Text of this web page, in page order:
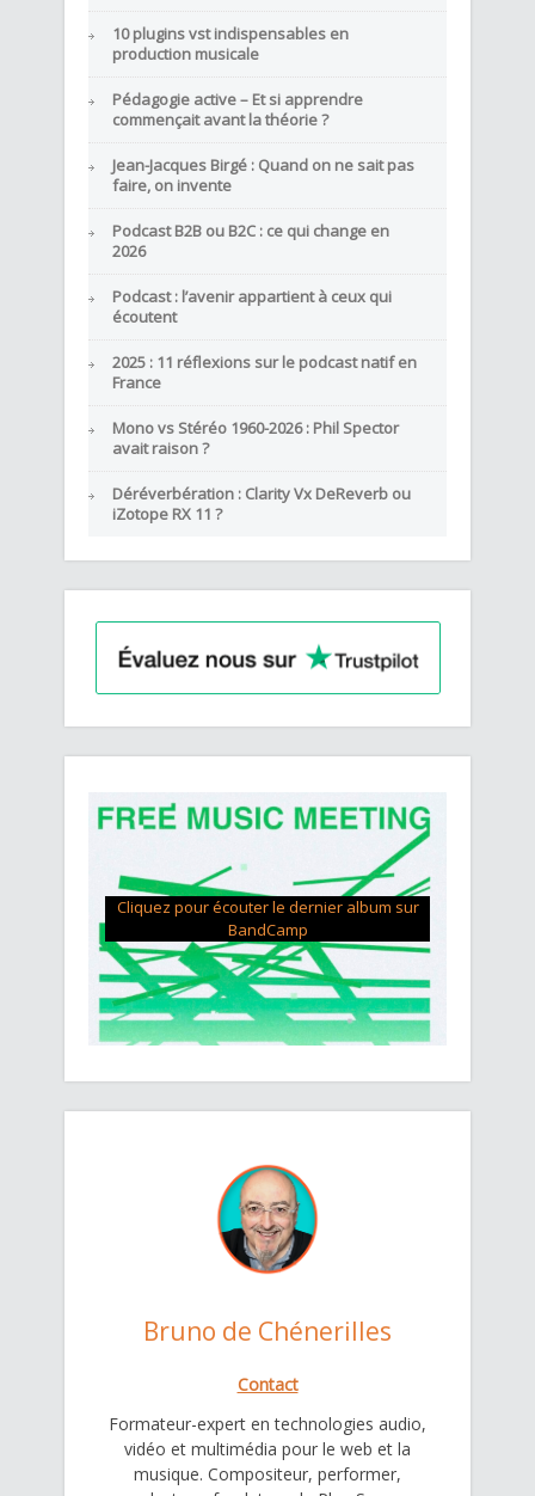
10 plugins vst indispensables en
production musicale
Pédagogie active – Et si apprendre
commençait avant la théorie ?
Jean-Jacques Birgé : Quand on ne sait pas
faire, on invente
Podcast B2B ou B2C : ce qui change en
2026
Podcast : l’avenir appartient à ceux qui
écoutent
2025 : 11 réflexions sur le podcast natif en
France
Mono vs Stéréo 1960-2026 : Phil Spector
avait raison ?
Déréverbération : Clarity Vx DeReverb ou
iZotope RX 11 ?
Cliquez pour écouter le dernier album sur
BandCamp
Bruno de Chénerilles
Contact
Formateur-expert en technologies audio,
vidéo et multimédia pour le web et la
musique. Compositeur, performer,